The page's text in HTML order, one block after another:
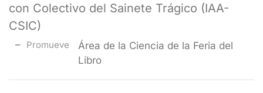
con Colectivo del Sainete Trágico (IAA-
CSIC)
Promueve
Área de la Ciencia de la Feria del
Libro